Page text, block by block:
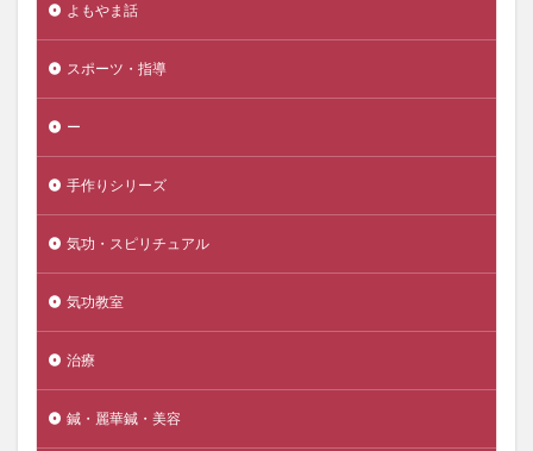
よもやま話
スポーツ・指導
ー
手作りシリーズ
気功・スピリチュアル
気功教室
治療
鍼・麗華鍼・美容